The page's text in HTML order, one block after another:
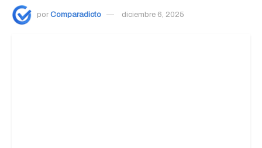
por Comparadicto diciembre 6, 2025